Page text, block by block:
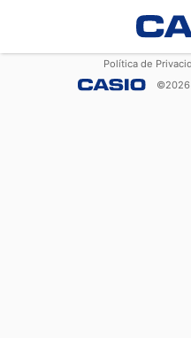
Política de
©2026